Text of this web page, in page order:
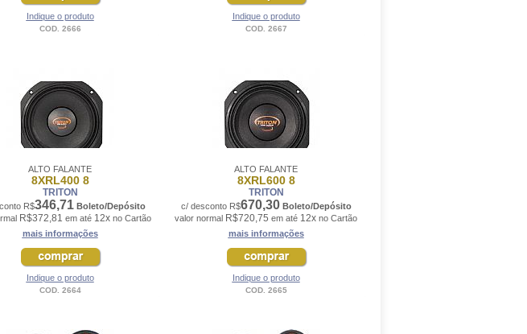
Indique o produto
COD. 2666
Indique o produto
COD. 2667
ALTO FALANTE
8XRL400 8
TRITON
R$346,71 Boleto/Depósito
R$372,81 em até 12x no Cartão
mais informações
Indique o produto
COD. 2664
ALTO FALANTE
8XRL600 8
TRITON
c/ desconto R$670,30 Boleto/Depósito
valor normal R$720,75 em até 12x no Cartão
mais informações
Indique o produto
COD. 2665